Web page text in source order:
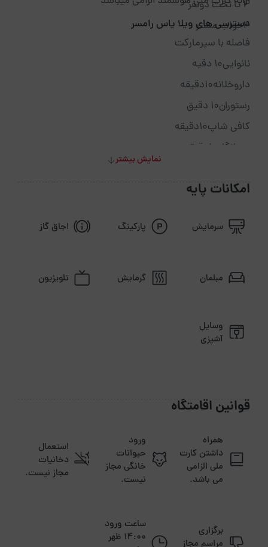
۴ تا تخت دونفر
4خواب مستر
دسترسی های ویلا یاس رامسر
فاصله با سپرمارکت
نانوایی10 دقیه
داروخلانه10دقیقه
رستوران10 دقیق
کافی شاپ10دقیقه
درمانگاه10دقیقه
چنگل و ...10دقیقه
نمایش بیشتر
امکانات پایه
سرمایش پارکینگ اجاق گاز
مبلمان گرمایش تلویزیون
وسایل
آشپزی
قوانین اقامتگاه
همراه
داشتن کارت
ملی الزامی
می باشد.
ورود
حیوانات
خانگی مجاز
نیست.
استعمال
دخانیات
مجاز نیست.
برگزاری
مراسم مجاز
ساعت ورود
14:00 ظهر